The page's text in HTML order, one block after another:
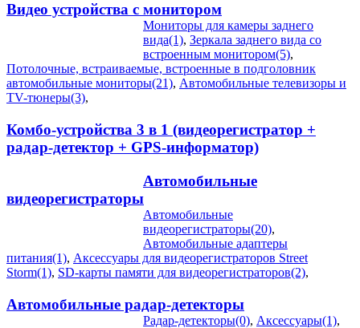
Видео устройства c монитором
Мониторы для камеры заднего
вида(1), Зеркала заднего вида со
встроенным монитором(5),
Потолочные, встраиваемые, встроенные в подголовник
автомобильные мониторы(21), Автомобильные телевизоры и
TV-тюнеры(3),
Комбо-устройства 3 в 1 (видеорегистратор +
радар-детектор + GPS-информатор)
Автомобильные
видеорегистраторы
Автомобильные
видеорегистраторы(20),
Автомобильные адаптеры
питания(1), Аксессуары для видеорегистраторов Street
Storm(1), SD-карты памяти для видеорегистраторов(2),
Автомобильные радар-детекторы
Радар-детекторы(0), Аксессуары(1),